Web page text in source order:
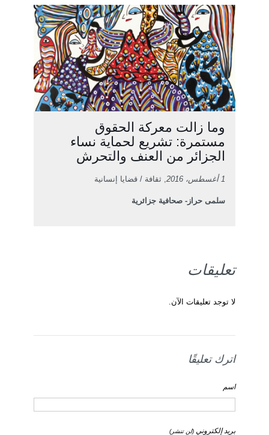
وما زالت معركة الحقوق
مستمرة: تشريع لحماية نساء
الجزائر من العنف والتحرش
1 أغسطس، 2016 , ثقافة / قضايا إنسانية
سلمى حراز- صحافية جزائرية
تعليقات
لا توجد تعليقات الآن.
اترك تعليقًا
اسم
بريد إلكتروني (لن تنشر)